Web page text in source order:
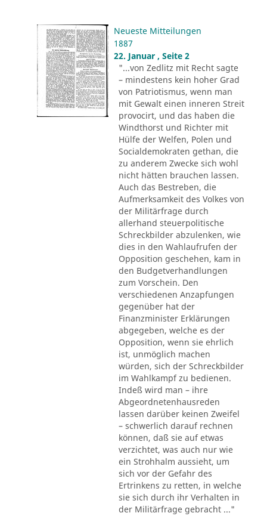
Neueste Mitteilungen
1887
22. Januar , Seite 2
"...von Zedlitz mit Recht sagte
– mindestens kein hoher Grad
von Patriotismus, wenn man
mit Gewalt einen inneren Streit
provocirt, und das haben die
Windthorst und Richter mit
Hülfe der Welfen, Polen und
Socialdemokraten gethan, die
zu anderem Zwecke sich wohl
nicht hätten brauchen lassen.
Auch das Bestreben, die
Aufmerksamkeit des Volkes von
der Militärfrage durch
allerhand steuerpolitische
Schreckbilder abzulenken, wie
dies in den Wahlaufrufen der
Opposition geschehen, kam in
den Budgetverhandlungen
zum Vorschein. Den
verschiedenen Anzapfungen
gegenüber hat der
Finanzminister Erklärungen
abgegeben, welche es der
Opposition, wenn sie ehrlich
ist, unmöglich machen
würden, sich der Schreckbilder
im Wahlkampf zu bedienen.
Indeß wird man – ihre
Abgeordnetenhausreden
lassen darüber keinen Zweifel
– schwerlich darauf rechnen
können, daß sie auf etwas
verzichtet, was auch nur wie
ein Strohhalm aussieht, um
sich vor der Gefahr des
Ertrinkens zu retten, in welche
sie sich durch ihr Verhalten in
der Militärfrage gebracht ..."